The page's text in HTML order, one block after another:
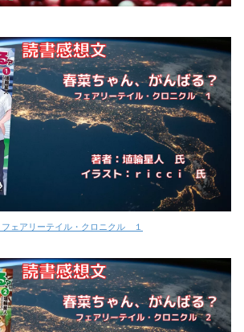
ェアリーテイル・クロニクル １